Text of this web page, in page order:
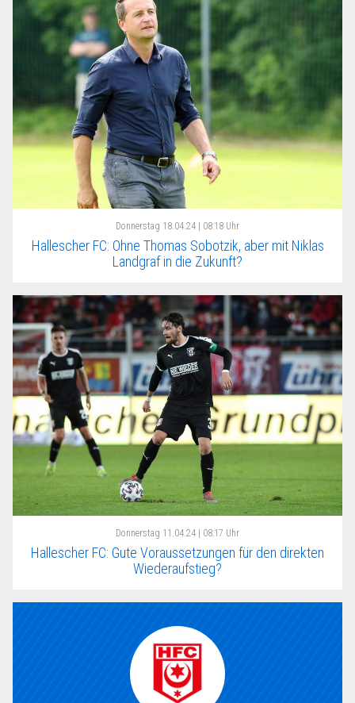
Donnerstag 18.04.24 | 08:18 Uhr
Hallescher FC: Ohne Thomas Sobotzik, aber mit Niklas
Landgraf in die Zukunft?
Donnerstag 11.04.24 | 08:17 Uhr
Hallescher FC: Gute Voraussetzungen für den direkten
Wiederaufstieg?